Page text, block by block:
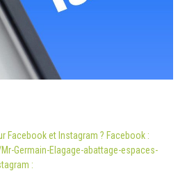
Facebook et Instagram ? Facebook :
Germain-Elagage-abattage-espaces-
: